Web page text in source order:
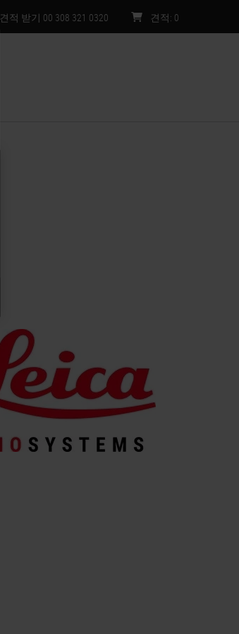
견적 받기 00 308 321 0320 견적: 0